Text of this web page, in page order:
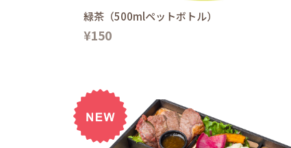
緑茶（500mlペットボトル）
¥150